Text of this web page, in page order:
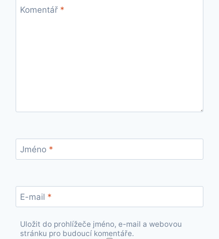
Komentář *
Jméno *
E-mail *
Uložit do prohlížeče jméno, e-mail a webovou
stránku pro budoucí komentáře.